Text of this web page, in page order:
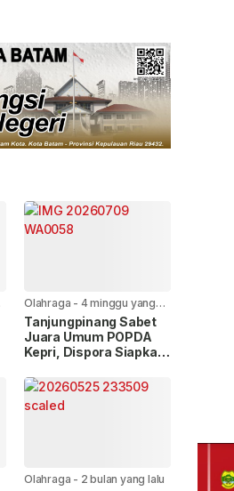
Olahraga - 4 minggu yang
lalu
Tanjungpinang Sabet
Juara Umum POPDA
Kepri, Dispora Siapkan
Olahraga - 2 bulan yang lalu